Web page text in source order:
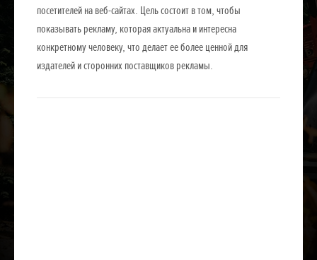
посетителей на веб-сайтах. Цель состоит в том, чтобы
показывать рекламу, которая актуальна и интересна
конкретному человеку, что делает ее более ценной для
издателей и сторонних поставщиков рекламы.